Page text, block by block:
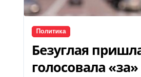
Политика
Безуглая
голосовала